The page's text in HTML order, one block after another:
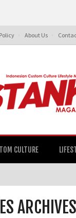
About Us
CULTURE